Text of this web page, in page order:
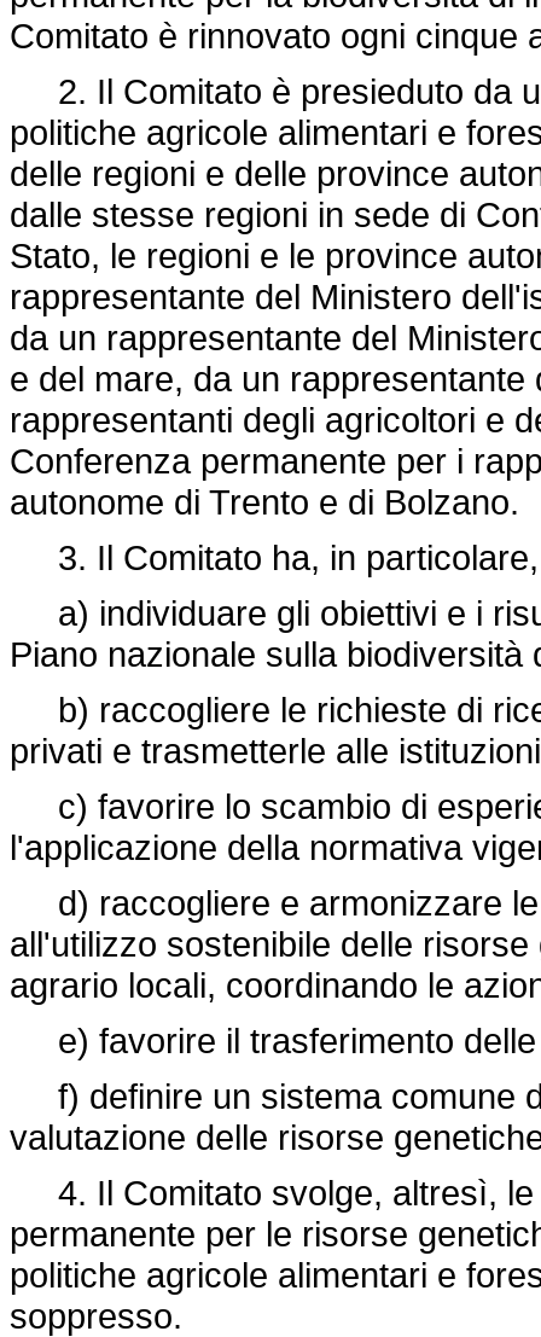
Comitato è rinnovato ogni cinque
2. Il Comitato è presieduto da
politiche agricole alimentari e
delle regioni e delle province
dalle stesse regioni in sede di
Stato, le regioni e le province
rappresentante del Ministero
da un rappresentante del
e del mare, da un
rappresentanti degli agricoltori e
Conferenza permanente per i
autonome di Trento e di Bolzano.
3. Il Comitato ha, in
a) individuare gli obiettivi e i
Piano nazionale sulla biodiversità
b) raccogliere le richieste di
privati e trasmetterle alle
c) favorire lo scambio di
l'applicazione della normativa
d) raccogliere e armonizzare le
all'utilizzo sostenibile delle
agrario locali, coordinando le
e) favorire il trasferimento delle
f) definire un sistema comune
valutazione delle risorse
4. Il Comitato svolge, altresì, le
permanente per le risorse
politiche agricole alimentari e
soppresso.